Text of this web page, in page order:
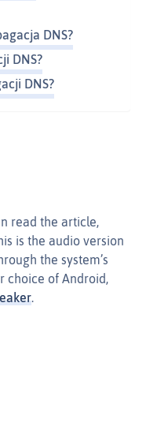
DNS?
DNS?
DNS?
read the article,
is the audio version
the system’s
choice of Android,